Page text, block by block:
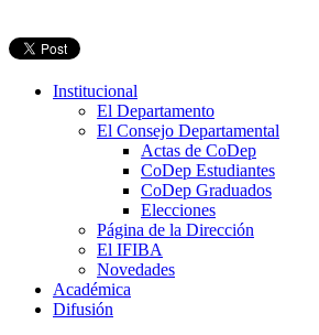
Institucional
El Departamento
El Consejo Departamental
Actas de CoDep
CoDep Estudiantes
CoDep Graduados
Elecciones
Página de la Dirección
El IFIBA
Novedades
Académica
Difusión